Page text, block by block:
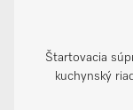
Štartovacia
kuchynský